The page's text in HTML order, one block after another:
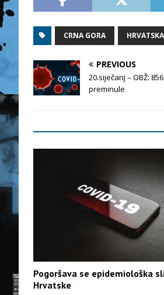
CRNA GORA HRVATSKA
PREVIOUS
20.siječanj – OBŽ:
preminule
Pogoršava se epidemiološka
Hrvatske